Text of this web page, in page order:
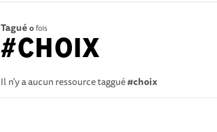
Tagué 0fois
#CHOIX
Il n'y a aucun ressource taggué#choix